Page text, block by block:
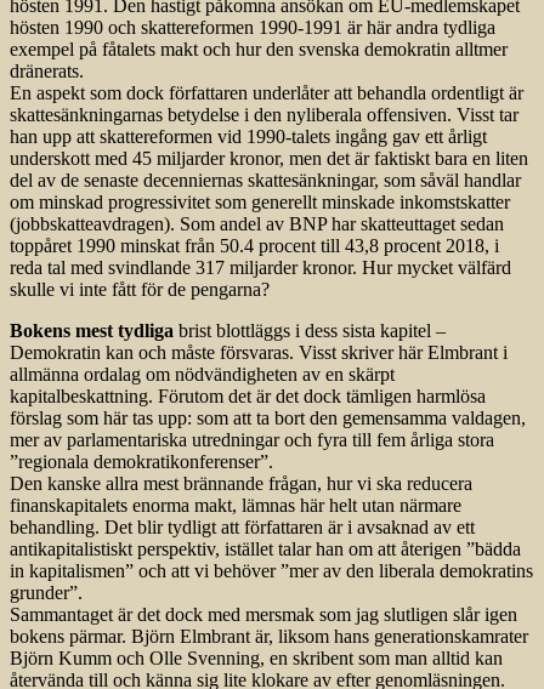
hösten 1991. Den hastigt påkomna ansökan om EU-medlemskapet
hösten 1990 och skattereformen 1990-1991 är här andra tydliga
exempel på fåtalets makt och hur den svenska demokratin alltmer
dränerats.
En aspekt som dock författaren underlåter att behandla ordentligt är
skattesänkningarnas betydelse i den nyliberala offensiven. Visst tar
han upp att skattereformen vid 1990-talets ingång gav ett årligt
underskott med 45 miljarder kronor, men det är faktiskt bara en liten
del av de senaste decenniernas skattesänkningar, som såväl handlar
om minskad progressivitet som generellt minskade inkomstskatter
(jobbskatteavdragen). Som andel av BNP har skatteuttaget sedan
toppåret 1990 minskat från 50.4 procent till 43,8 procent 2018, i
reda tal med svindlande 317 miljarder kronor. Hur mycket välfärd
skulle vi inte fått för de pengarna?
Bokens mest tydliga brist blottläggs i dess sista kapitel –
Demokratin kan och måste försvaras. Visst skriver här Elmbrant i
allmänna ordalag om nödvändigheten av en skärpt
kapitalbeskattning. Förutom det är det dock tämligen harmlösa
förslag som här tas upp: som att ta bort den gemensamma valdagen,
mer av parlamentariska utredningar och fyra till fem årliga stora
”regionala demokratikonferenser”.
Den kanske allra mest brännande frågan, hur vi ska reducera
finanskapitalets enorma makt, lämnas här helt utan närmare
behandling. Det blir tydligt att författaren är i avsaknad av ett
antikapitalistiskt perspektiv, istället talar han om att återigen ”bädda
in kapitalismen” och att vi behöver ”mer av den liberala demokratins
grunder”.
Sammantaget är det dock med mersmak som jag slutligen slår igen
bokens pärmar. Björn Elmbrant är, liksom hans generationskamrater
Björn Kumm och Olle Svenning, en skribent som man alltid kan
återvända till och känna sig lite klokare av efter genomläsningen.